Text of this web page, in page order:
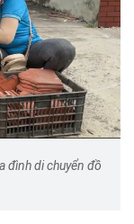
đình di chuyển đồ